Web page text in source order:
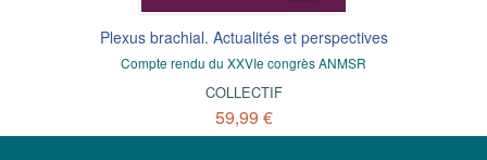
Plexus brachial. Actualités et perspectives
Compte rendu du XXVIe congrès ANMSR
COLLECTIF
59,99 €